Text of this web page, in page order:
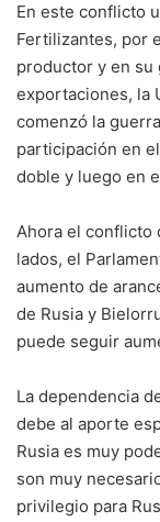
En este conflicto
Fertilizantes, por
productor y en su
exportaciones, la
comenzó la
participación en
doble y luego en
Ahora el conflicto
lados, el
aumento de
de Rusia y
puede seguir
La dependencia
debe al aporte
Rusia es muy
son muy
privilegio para